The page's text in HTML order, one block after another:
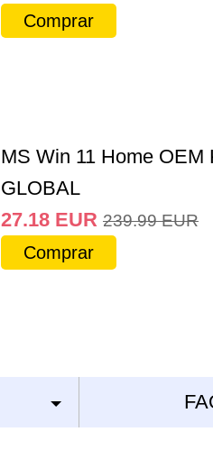
Comprar
MS Win 11 Home OEM
GLOBAL
27.18 EUR 239.99 EUR
Comprar